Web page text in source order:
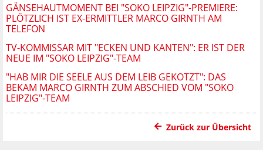
GÄNSEHAUTMOMENT BEI "SOKO LEIPZIG"-PREMIERE:
PLÖTZLICH IST EX-ERMITTLER MARCO GIRNTH AM
TELEFON
TV-KOMMISSAR MIT "ECKEN UND KANTEN": ER IST DER
NEUE IM "SOKO LEIPZIG"-TEAM
"HAB MIR DIE SEELE AUS DEM LEIB GEKOTZT": DAS
BEKAM MARCO GIRNTH ZUM ABSCHIED VOM "SOKO
LEIPZIG"-TEAM
Zurück zur Übersicht